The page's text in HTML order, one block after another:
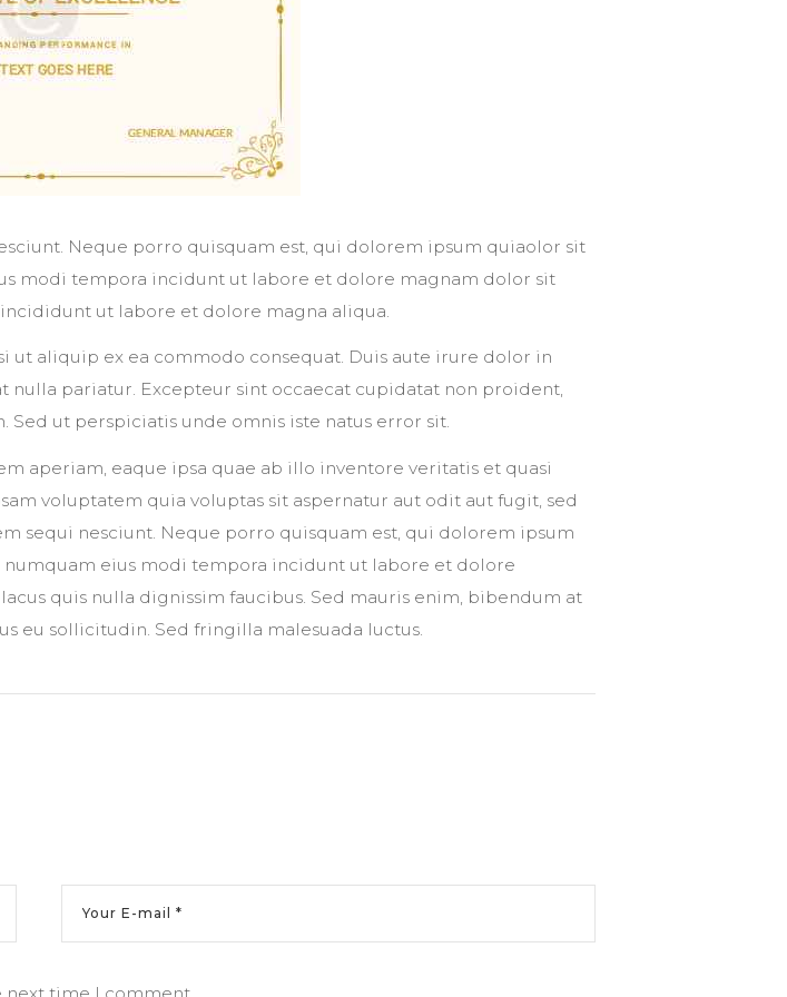
Neque porro quisquam est, qui dolorem ipsum quiaolor sit
modi tempora incidunt ut labore et dolore magnam dolor sit
ut labore et dolore magna aliqua.
aliquip ex ea commodo consequat. Duis aute irure dolor in
pariatur. Excepteur sint occaecat cupidatat non proident,
ut perspiciatis unde omnis iste natus error sit.
aperiam, eaque ipsa quae ab illo inventore veritatis et quasi
voluptatem quia voluptas sit aspernatur aut odit aut fugit, sed
sequi nesciunt. Neque porro quisquam est, qui dolorem ipsum
eius modi tempora incidunt ut labore et dolore
quis nulla dignissim faucibus. Sed mauris enim, bibendum at
eu sollicitudin. Sed fringilla malesuada luctus.